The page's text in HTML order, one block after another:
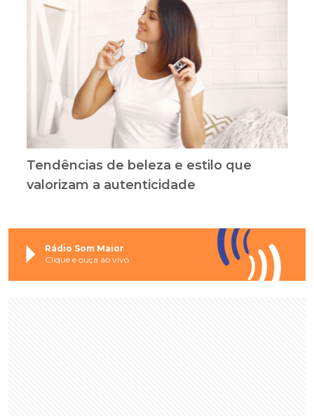
Tendências de beleza e estilo que
valorizam a autenticidade
Rádio Som Maior
Clique e ouça ao vivo